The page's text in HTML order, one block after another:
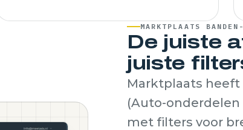
MARKTPLAATS
De juiste
juiste
Marktplaats
(Auto-
met filters voor